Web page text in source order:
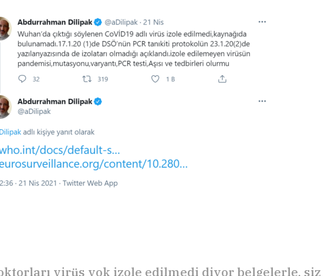
virüs yok izole edilmedi diyor belgelerle, siz